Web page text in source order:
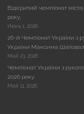
Відкритий чемпіонат
року.
Июнь 1, 2026
26-й Чемпіонат України з
України Максима
Май 23, 2026
Чемпіонат України з
2026 року.
Май 11, 2026